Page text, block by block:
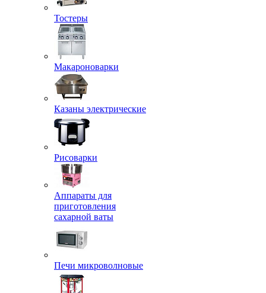
Тостеры
Макароноварки
Казаны электрические
Рисоварки
Аппараты для
приготовления
сахарной ваты
Печи микроволновые